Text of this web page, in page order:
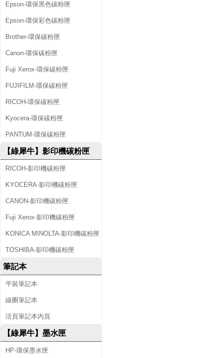
Epson-環保黑色碳粉匣
Epson-環保彩色碳粉匣
Brother-環保碳粉匣
Canon-環保碳粉匣
Fuji Xerox-環保碳粉匣
FUJIFILM-環保碳粉匣
RICOH-環保碳粉匣
Kyocera-環保碳粉匣
PANTUM-環保碳粉匣
【綠犀牛】影印機碳粉匣
RICOH-影印機碳粉匣
KYOCERA-影印機碳粉匣
CANON-影印機碳粉匣
Fuji Xerox-影印機碳粉匣
KONICA MINOLTA-影印機碳粉匣
TOSHIBA-影印機碳粉匣
筆記本
平裝筆記本
線圈筆記本
活頁筆記本內頁
【綠犀牛】墨水匣
HP-環保墨水匣